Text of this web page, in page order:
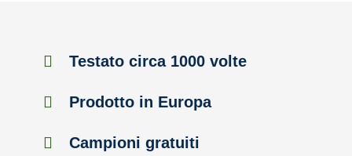
Testato circa 1000 volte
Prodotto in Europa
Campioni gratuiti